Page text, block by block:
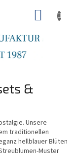
&
Unsere
traditionellen
hellblauer Blüten
Muster